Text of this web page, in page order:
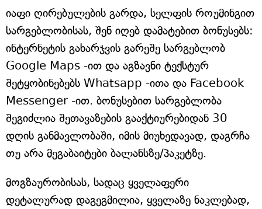
იაფი ღირებულების გარდა, სელფის როუმინგით
სარგებლობისას, შენ იღებ დამატებით ბონუსებს:
ინტერნეტის გახარჯვის გარეშე სარგებლობ
Google Maps -ით და აგზავნი ტექსტურ
შეტყობინებებს Whatsapp -ითა და Facebook
Messenger -ით. ბონუსებით სარგებლობა
შეგიძლია შეთავაზების გააქტიურებიდან 30
დღის განმავლობაში, იმის მიუხედავად, დაგრჩა
თუ არა მეგაბაიტები ბალანსზე/პაკეტზე.
მოგზაურობისას, სადაც ყველაფერი
დეტალურად დაგეგმილია, ყველაზე ნაკლებად,